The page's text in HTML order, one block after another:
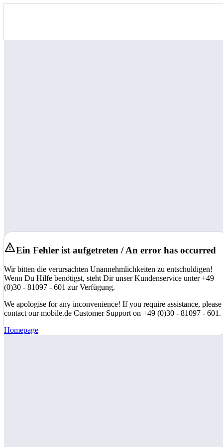
Ein Fehler ist aufgetreten / An error has occurred
Wir bitten die verursachten Unannehmlichkeiten zu entschuldigen!
Wenn Du Hilfe benötigst, steht Dir unser Kundenservice unter +49
(0)30 - 81097 - 601 zur Verfügung.
We apologise for any inconvenience! If you require assistance, please
contact our mobile.de Customer Support on +49 (0)30 - 81097 - 601.
Homepage